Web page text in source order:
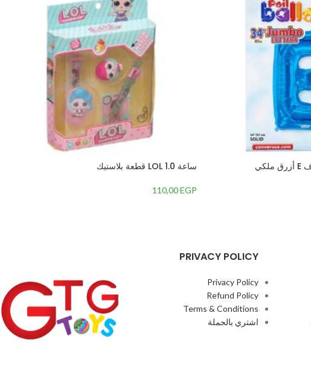
ساعة LOL 1.0 قطعة بلاستيك
110,00EGP
PRIVACY POLICY
Privacy Policy
Refund Policy
Terms & Conditions
اشتري بالجملة